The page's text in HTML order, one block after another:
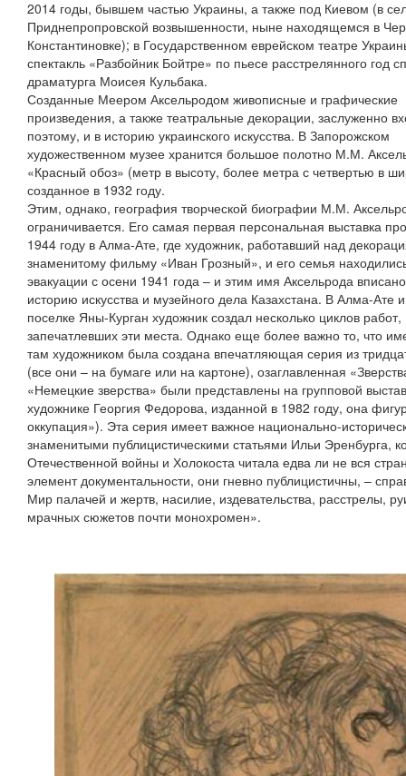
2014 годы, бывшем частью Украины, а также под Киевом (в
Приднепропровской возвышенности, ныне находящемся в
Константиновке); в Государственном еврейском театре
спектакль «Разбойник Бойтре» по пьесе расстрелянного год
драматурга Моисея Кульбака.
Созданные Меером Аксельродом живописные и графические
произведения, а также театральные декорации, заслуженно
поэтому, и в историю украинского искусства. В Запорожском
художественном музее хранится большое полотно М.М.
«Красный обоз» (метр в высоту, более метра с четвертью в
созданное в 1932 году.
Этим, однако, география творческой биографии М.М.
ограничивается. Его самая первая персональная выставка
1944 году в Алма-Ате, где художник, работавший над
знаменитому фильму «Иван Грозный», и его семья
эвакуации с осени 1941 года – и этим имя Аксельрода
историю искусства и музейного дела Казахстана. В Алма-Ате и
поселке Яны-Курган художник создал несколько циклов работ,
запечатлевших эти места. Однако еще более важно то, что
там художником была создана впечатляющая серия из
(все они – на бумаге или на картоне), озаглавленная
«Немецкие зверства» были представлены на групповой
художнике Георгия Федорова, изданной в 1982 году, она
оккупация»). Эта серия имеет важное национально-
знаменитыми публицистическими статьями Ильи Эренбурга,
Отечественной войны и Холокоста читала едва ли не вся
элемент документальности, они гневно публицистичны, –
Мир палачей и жертв, насилие, издевательства, расстрелы,
мрачных сюжетов почти монохромен».